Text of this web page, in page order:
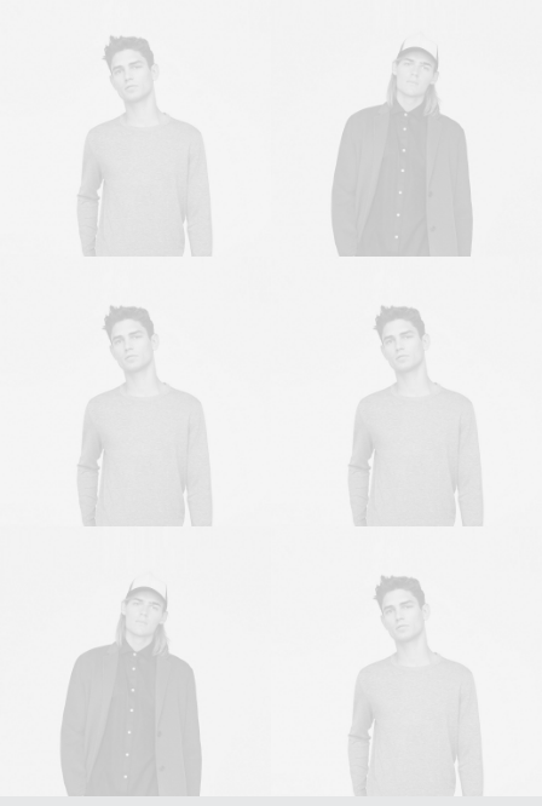
Owner & CEO
Sales & Marketing
Manager
Owner & CEO Owner & CEO
Sales & Marketing
Manager
Owner & CEO